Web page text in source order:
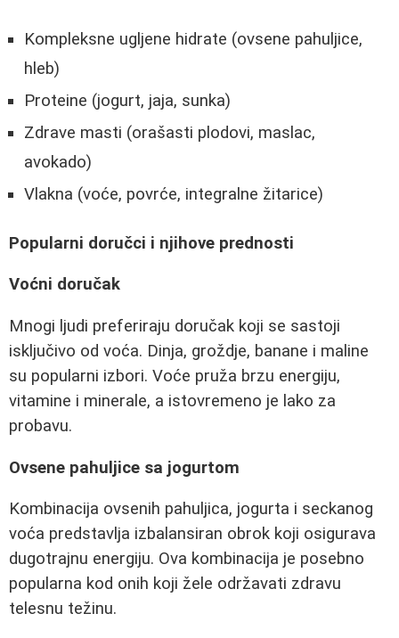
Kompleksne ugljene hidrate (ovsene pahuljice,
hleb)
Proteine (jogurt, jaja, sunka)
Zdrave masti (orašasti plodovi, maslac,
avokado)
Vlakna (voće, povrće, integralne žitarice)
Popularni doručci i njihove prednosti
Voćni doručak
Mnogi ljudi preferiraju doručak koji se sastoji
isključivo od voća. Dinja, groždje, banane i maline
su popularni izbori. Voće pruža brzu energiju,
vitamine i minerale, a istovremeno je lako za
probavu.
Ovsene pahuljice sa jogurtom
Kombinacija ovsenih pahuljica, jogurta i seckanog
voća predstavlja izbalansiran obrok koji osigurava
dugotrajnu energiju. Ova kombinacija je posebno
popularna kod onih koji žele održavati zdravu
telesnu težinu.